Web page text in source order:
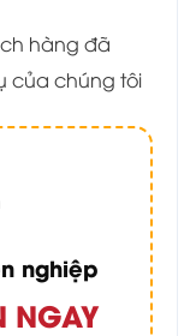
hàng đã
của chúng tôi
nghiệp
NGAY